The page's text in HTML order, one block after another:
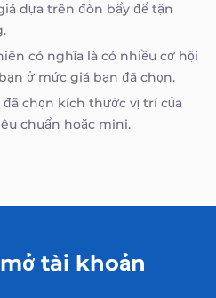
dựa trên đòn bẩy để tận
có nghĩa là có nhiều cơ hội
ở mức giá bạn đã chọn.
chọn kích thước vị trí của
chuẩn hoặc mini.
tài khoản